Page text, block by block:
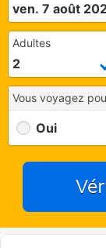
ven. 7 août
Adultes
Vous voyagez
Oui